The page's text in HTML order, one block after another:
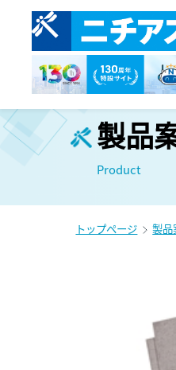
製品
Product
トップページ 製品